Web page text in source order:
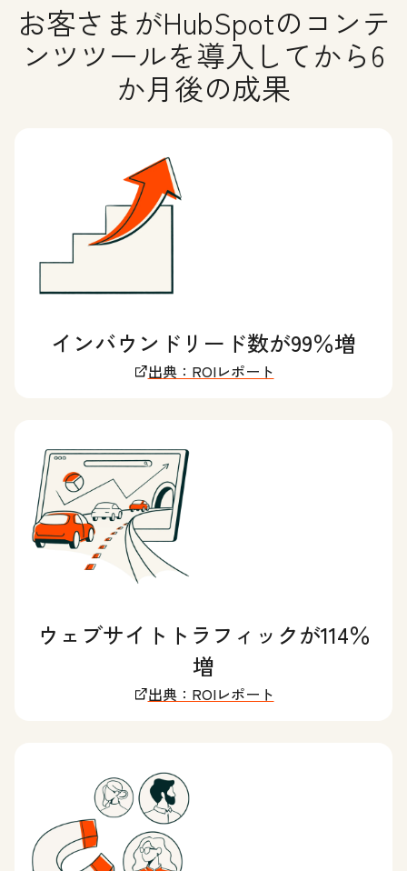
お客さまがHubSpotのコンテ
ンツツールを導入してから6
か月後の成果
インバウンドリード数が99％増
出典：ROIレポート
ウェブサイトトラフィックが114％
増
出典：ROIレポート